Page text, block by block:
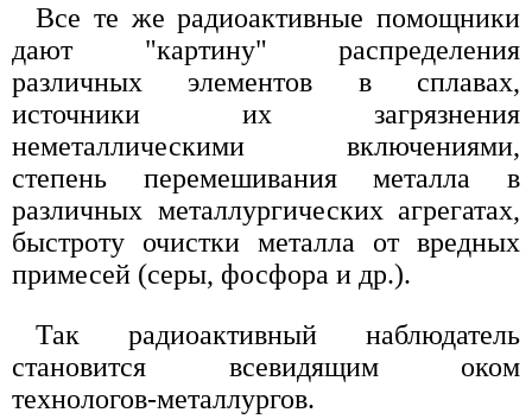
Все те же радиоактивные помощники
дают "картину" распределения
различных элементов в сплавах,
источники их загрязнения
неметаллическими включениями,
степень перемешивания металла в
различных металлургических агрегатах,
быстроту очистки металла от вредных
примесей (серы, фосфора и др.).
Так радиоактивный наблюдатель
становится всевидящим оком
технологов-металлургов.